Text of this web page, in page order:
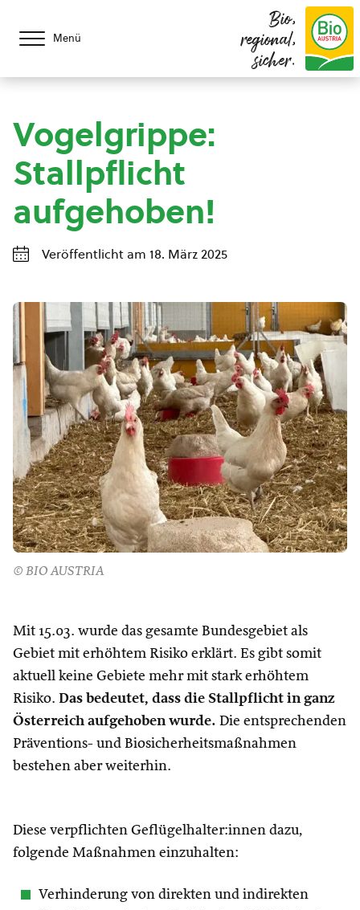
Menü
Bio,
regional,
sicher.
Vogelgrippe:
Stallpflicht
aufgehoben!
Veröffentlicht am 18. März 2025
© BIO AUSTRIA
Mit 15.03. wurde das gesamte Bundesgebiet als
Gebiet mit erhöhtem Risiko erklärt. Es gibt somit
aktuell keine Gebiete mehr mit stark erhöhtem
Risiko. Das bedeutet, dass die Stallpflicht in ganz
Österreich aufgehoben wurde. Die entsprechenden
Präventions- und Biosicherheitsmaßnahmen
bestehen aber weiterhin.
Diese verpflichten Geflügelhalter:innen dazu,
folgende Maßnahmen einzuhalten:
Verhinderung von direkten und indirekten